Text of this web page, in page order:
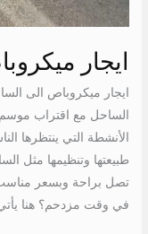
ايجار
الساحل مع اقتراب
الأنشطة التي ينتظرها
تصل براحة وبسعر مناسب
في وقت مزدحم؟ هنا